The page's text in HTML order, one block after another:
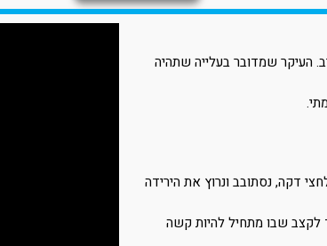
העיקר שמדובר בעלייה שתהיה
דקה, נסתובב ונרוץ את הירידה
לקצב שבו מתחיל להיות קשה